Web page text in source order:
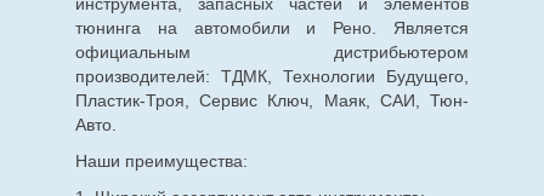
инструмента, запасных частей и элементов
тюнинга на автомобили и Рено. Является
официальным дистрибьютером
производителей: ТДМК, Технологии Будущего,
Пластик-Троя, Сервис Ключ, Маяк, САИ, Тюн-
Авто.
Наши преимущества: